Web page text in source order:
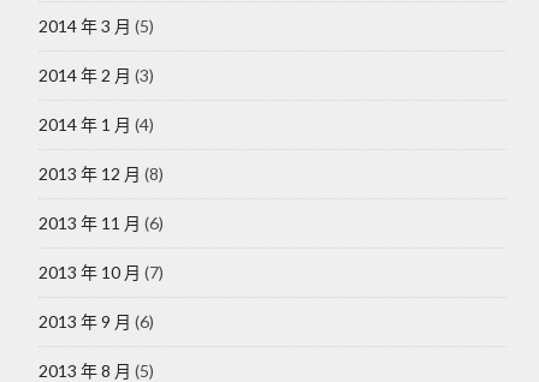
2014 年 3 月 (5)
2014 年 2 月 (3)
2014 年 1 月 (4)
2013 年 12 月 (8)
2013 年 11 月 (6)
2013 年 10 月 (7)
2013 年 9 月 (6)
2013 年 8 月 (5)